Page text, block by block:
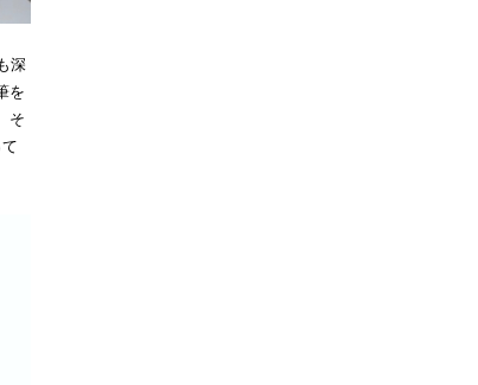
深
を
そ